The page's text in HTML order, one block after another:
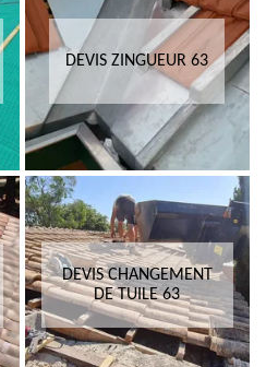
DEVIS ZINGUEUR 63
DEVIS CHANGEMENT
DE TUILE 63